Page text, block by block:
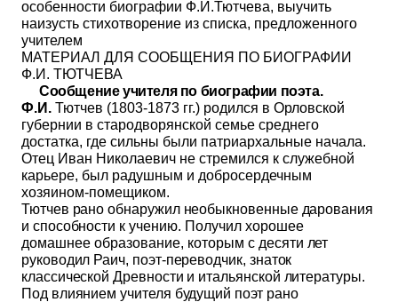
особенности биографии Ф.И.Тютчева, выучить
наизусть стихотворение из списка, предложенного
учителем
МАТЕРИАЛ ДЛЯ СООБЩЕНИЯ ПО БИОГРАФИИ
Ф.И. ТЮТЧЕВА
Сообщение учителя по биографии поэта.
Ф.И. Тютчев (1803-1873 гг.) родился в Орловской
губернии в стародворянской семье среднего
достатка, где сильны были патри­архальные начала.
Отец Иван Николаевич не стремился к служеб­ной
карьере, был радушным и добросердечным
хозяином-помещиком.
Тютчев рано обнаружил необыкновенные дарования
и способно­сти к учению. Получил хорошее
домашнее образование, которым с десяти лет
руководил Раич, поэт-переводчик, знаток
классической Древности и итальянской литературы.
Под влиянием учителя буду­щий поэт рано